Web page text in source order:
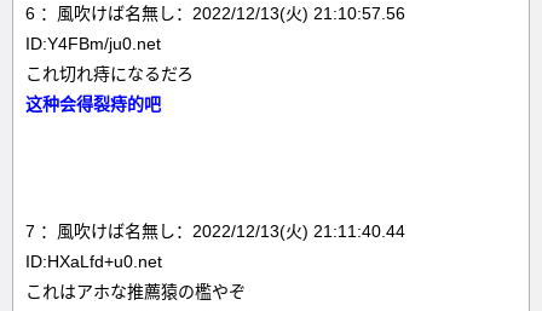
6 ：風吹けば名無し：2022/12/13(火) 21:10:57.56
ID:Y4FBm/ju0.net
これ切れ痔になるだろ
这种会得裂痔的吧
7 ：風吹けば名無し：2022/12/13(火) 21:11:40.44
ID:HXaLfd+u0.net
これはアホな推薦猿の檻やぞ